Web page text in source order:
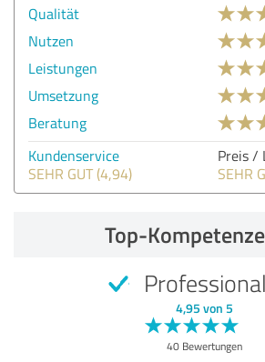
Qualität
Nutzen
Leistungen
Umsetzung
Beratung
Kundenservice
SEHR GUT (4,94)
Preis /
SEHR
Top-
4,95 von 5
40 Bewertungen